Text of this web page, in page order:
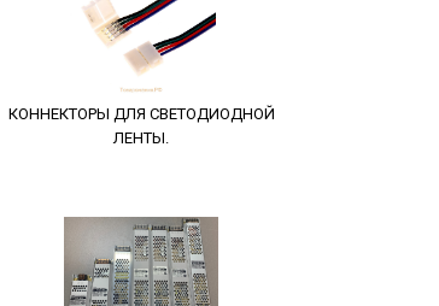
КОННЕКТОРЫ ДЛЯ СВЕТОДИОДНОЙ
ЛЕНТЫ.